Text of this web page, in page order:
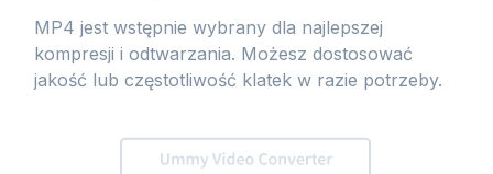
MP4 jest wstępnie wybrany dla najlepszej
kompresji i odtwarzania. Możesz dostosować
jakość lub częstotliwość klatek w razie potrzeby.